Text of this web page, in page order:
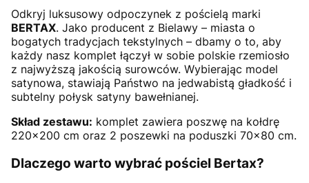
Odkryj luksusowy odpoczynek z pościelą marki
BERTAX. Jako producent z Bielawy – miasta o
bogatych tradycjach tekstylnych – dbamy o to, aby
każdy nasz komplet łączył w sobie polskie rzemiosło
z najwyższą jakością surowców. Wybierając model
satynowa, stawiają Państwo na jedwabistą gładkość i
subtelny połysk satyny bawełnianej.
Skład zestawu: komplet zawiera poszwę na kołdrę
220×200 cm oraz 2 poszewki na poduszki 70×80 cm.
Dlaczego warto wybrać pościel Bertax?